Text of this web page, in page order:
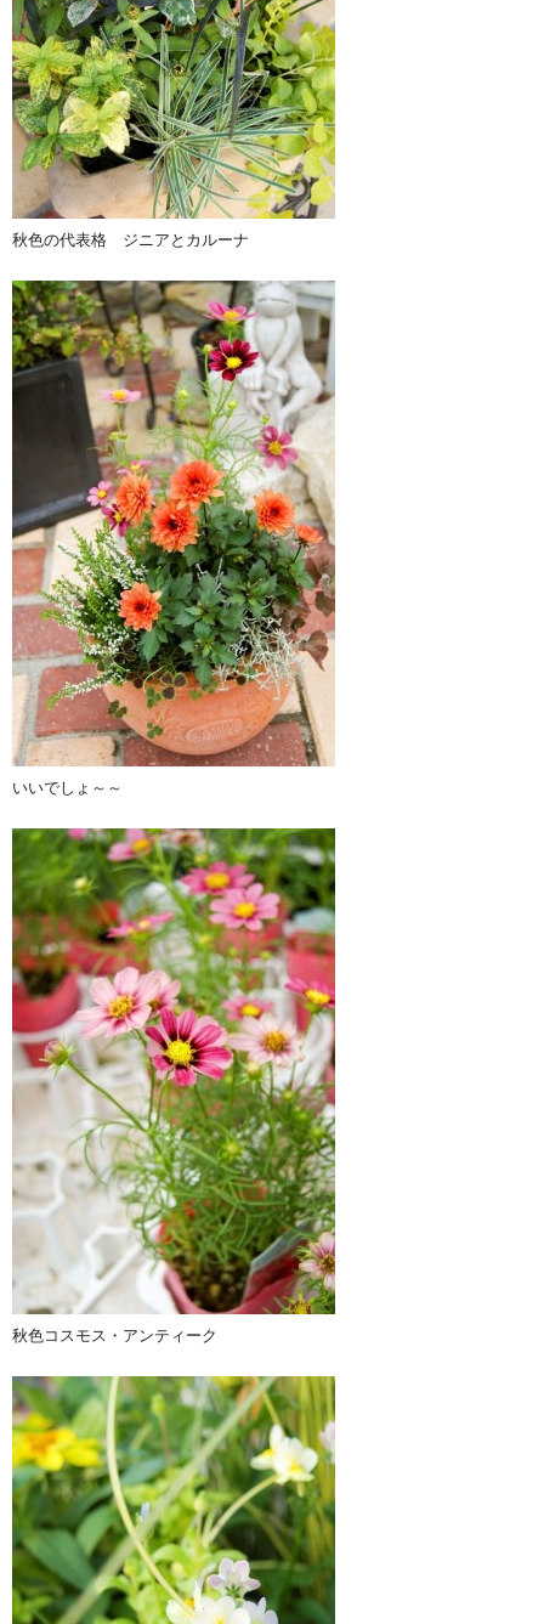
秋色の代表格 ジニアとカルーナ
いいでしょ～～
秋色コスモス・アンティーク